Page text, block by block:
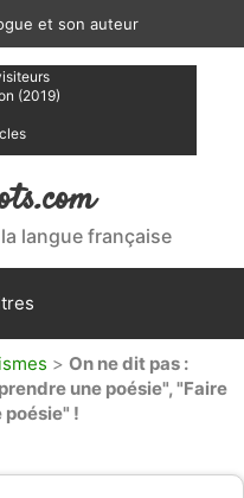
et son auteur
(2019)
langue française
> On ne dit pas :
une poésie", "Faire
poésie" !